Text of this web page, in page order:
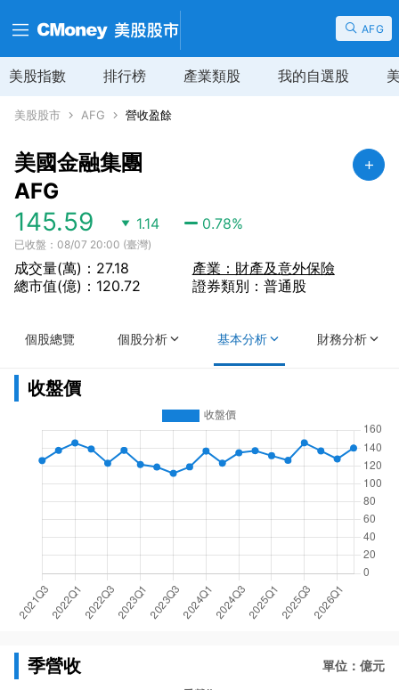
AFG
美股指數 排行榜 產業類股 我的自選股
美股股市 AFG 營收盈餘
美國金融集團
AFG
145.59 1.14 0.78%
已收盤：08/07 20:00 (臺灣)
成交量(萬)：27.18
總市值(億)：120.72
產業：財產及意外保險
證券類別：普通股
個股總覽 個股分析 基本分析 財務分析
收盤價
季營收 單位：億元